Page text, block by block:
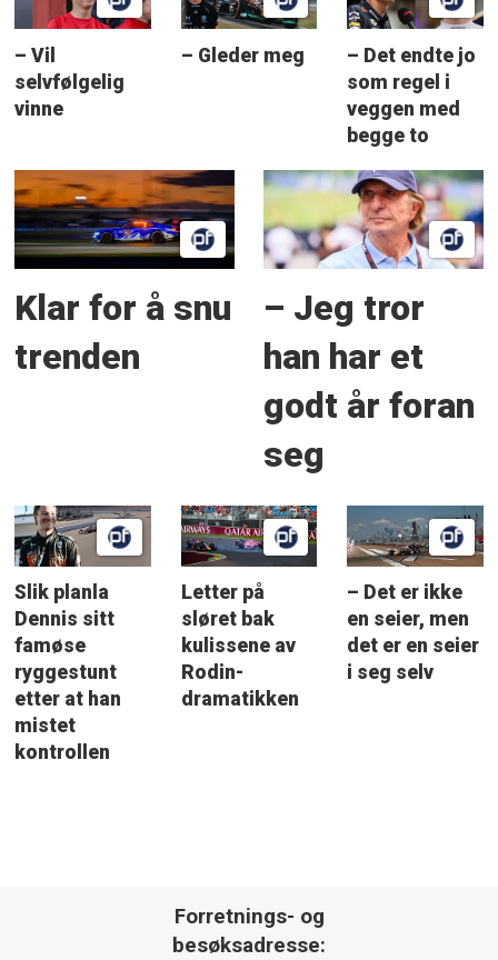
– Vil
selvfølgelig
vinne
– Gleder meg
– Det endte jo
som regel i
veggen med
begge to
Klar for å snu
trenden
– Jeg tror
han har et
godt år foran
seg
Slik planla
Dennis sitt
famøse
ryggestunt
etter at han
mistet
kontrollen
Letter på
sløret bak
kulissene av
Rodin-
dramatikken
– Det er ikke
en seier, men
det er en seier
i seg selv
Forretnings- og
besøksadresse: